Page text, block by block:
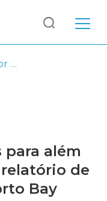
ESCS - Escola Superior de Comunicação Social
para além
de
Bay